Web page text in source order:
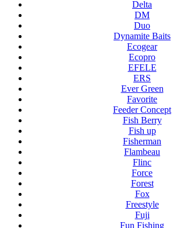
Delta
DM
Duo
Dynamite Baits
Ecogear
Ecopro
EFELE
ERS
Ever Green
Favorite
Feeder Concept
Fish Berry
Fish up
Fisherman
Flambeau
Flinc
Force
Forest
Fox
Freestyle
Fuji
Fun Fishing